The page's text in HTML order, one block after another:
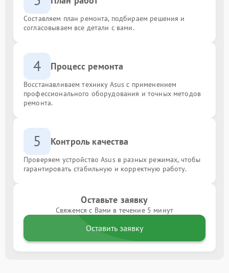
Составляем план ремонта, подбираем решения и
согласовываем все детали с вами.
4 Процесс ремонта
Восстанавливаем технику Asus с применением
профессионального оборудования и точных методов
ремонта.
5 Контроль качества
Проверяем устройство Asus в разных режимах, чтобы
гарантировать стабильную и корректную работу.
Оставьте заявку
Свяжемся с Вами в течение 5 минут
Оставить заявку